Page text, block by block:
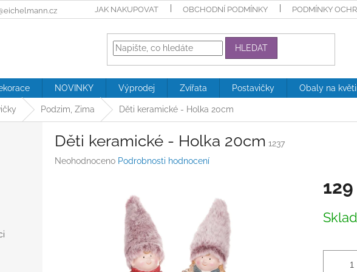
JAK NAKUPOVAT OBCHODNÍ PODMÍNKY PODMÍNKY
HLEDAT
NOVINKY Výprodej Zvířata Postavičky Obaly na
Podzim, Zima Děti keramické - Holka 20cm
Děti keramické - Holka 20cm 1237
Průměrné
Neohodnoceno Podrobnosti hodnocení
cena: